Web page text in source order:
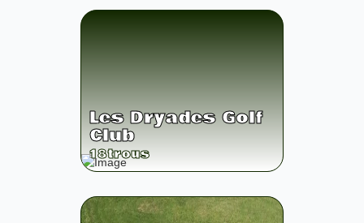
Les Dryades Golf
Club
18trous